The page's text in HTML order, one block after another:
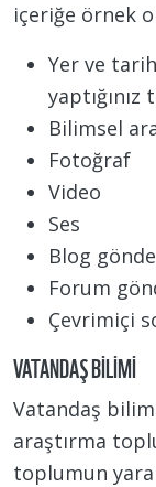
içeriğe örnek
Yer ve
Bilimsel
Fotoğraf
Video
Ses
Blog
Forum
Çevrimiçi
VATANDAŞ BILIMI
Vatandaş
araştırma
toplumun